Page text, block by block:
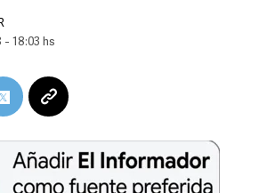
18:03 hs